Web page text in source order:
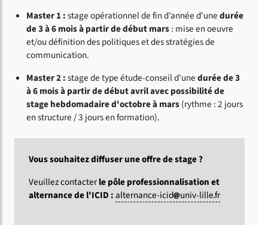
Master 1 :stage opérationnel de fin d’année d'unedurée
de 3 à 6 mois à partir de début mars: mise en oeuvre
et/ou définition des politiques et des stratégies de
communication.
Master 2 :stage de type étude-conseil d'unedurée de 3
à 6 mois à partir de début avril avec possibilité de
stage hebdomadaire d'octobre à mars(rythme : 2 jours
en structure / 3 jours en formation).
Vous souhaitez diffuser une offre de stage ?
Veuillez contacterle pôle professionnalisation et
alternance de l'ICID :alternance-icid univ-lillefr